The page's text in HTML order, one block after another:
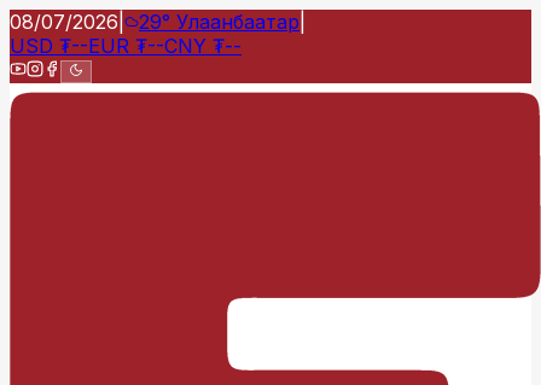
08/07/2026 29° Улаанбаатар
USD ₮--EUR ₮--CNY ₮--